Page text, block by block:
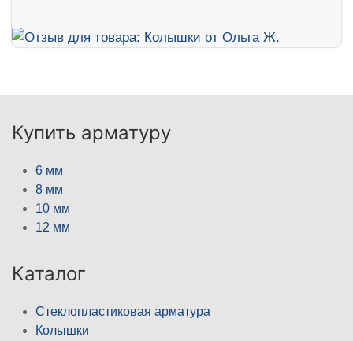
Купить арматуру
6 мм
8 мм
10 мм
12 мм
Каталог
Стеклопластиковая арматура
Колышки